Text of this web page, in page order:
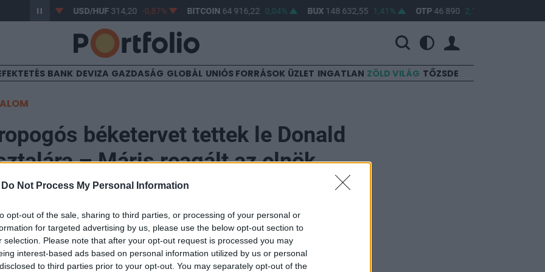
Do Not Process My Personal Information
opt-out of the sale, sharing to third parties, or processing of your personal or
for targeted advertising by us, please use the below opt-out section to
selection. Please note that after your opt-out request is processed you may
interest-based ads based on personal information utilized by us or personal
to third parties prior to your opt-out. You may separately opt-out of the
-0,61% USD/HUF314,20 -0,87% BITCOIN64 916,22 0,04% BUX148 632,55 1,41% OTP46 890 2,16%
BANK DEVIZA GAZDASÁG GLOBÁL UNIÓS FORRÁSOK ÜZLET INGATLAN ZÖLD VILÁG TŐZSDE
béketervet tettek le Donald
– Máris reagált az elnök,
nem fognak örülni
elnök nem örül az Irán által benyújtott friss béketervnek, nem